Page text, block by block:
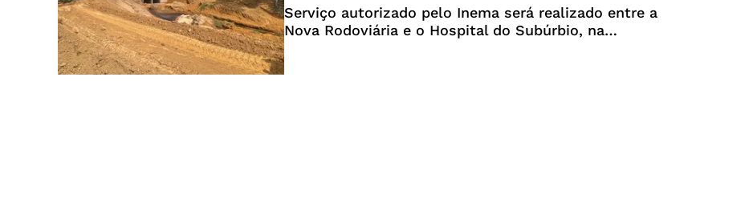
Serviço autorizado pelo Inema será realizado entre a
Nova Rodoviária e o Hospital do Subúrbio, na